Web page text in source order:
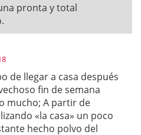
pronta y total
de llegar a casa después
fin de semana
mucho; A partir de
«la casa» un poco
hecho polvo del